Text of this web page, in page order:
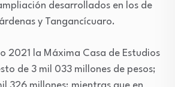
desarrollados en los de
y Tangancícuaro.
2021 la Máxima Casa de Estudios
de 3 mil 033 millones de pesos;